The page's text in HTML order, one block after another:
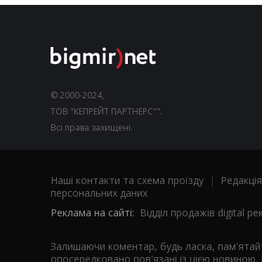
© 2000-2024,
ТОВ "КЕПРЕЙТ ПАРТНЕРС"".
Всі права захищені.
Наші контакти та схема проїзду | Редакція
персональних даних
Реклама на сайті: Відділ продажів digital
Залишаючи коментар, будь ласка,
опосередковано пов'язані із цією